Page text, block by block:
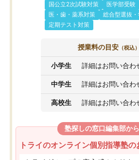
国公立2次試験対策
医学部受験
医・歯・薬系対策
総合型選抜
定期テスト対策
授業料の目安 （税込）
小学生 詳細はお問い合わ
中学生 詳細はお問い合わ
高校生 詳細はお問い合わ
塾探しの窓口編集部か
トライのオンライン個別指導塾